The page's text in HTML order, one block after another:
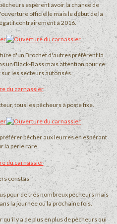
espèrent avoir la chance de
officielle mais le début de la
contrairement à 2016.
d'un Brochet d'autres préfèrent la
un Black-Bass mais attention pour ce
les secteurs autorisés.
tous les pêcheurs à poste fixe.
pêcher aux leurres en espérant
la perle rare.
constas
pour de très nombreux pêcheurs mais
la journée ou la prochaine fois.
y a de plus en plus de pêcheurs qui